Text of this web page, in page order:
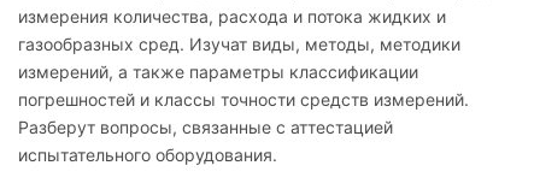
измерения количества, расхода и потока жидких и
газообразных сред. Изучат виды, методы, методики
измерений, а также параметры классификации
погрешностей и классы точности средств измерений.
Разберут вопросы, связанные с аттестацией
испытательного оборудования.